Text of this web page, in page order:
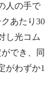
人の手で
あたり30
し光コム
でき、同
がわずか1